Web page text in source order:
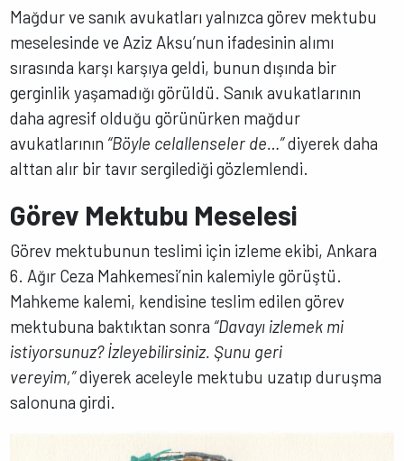
Mağdur ve sanık avukatları yalnızca görev mektubu
meselesinde ve Aziz Aksu’nun ifadesinin alımı
sırasında karşı karşıya geldi, bunun dışında bir
gerginlik yaşamadığı görüldü. Sanık avukatlarının
daha agresif olduğu görünürken mağdur
avukatlarının “Böyle celallenseler de…”diyerek daha
alttan alır bir tavır sergilediği gözlemlendi.
Görev Mektubu Meselesi
Görev mektubunun teslimi için izleme ekibi, Ankara
6. Ağır Ceza Mahkemesi’nin kalemiyle görüştü.
Mahkeme kalemi, kendisine teslim edilen görev
mektubuna baktıktan sonra “Davayı izlemek mi
istiyorsunuz? İzleyebilirsiniz. Şunu geri
vereyim,”diyerek aceleyle mektubu uzatıp duruşma
salonuna girdi.